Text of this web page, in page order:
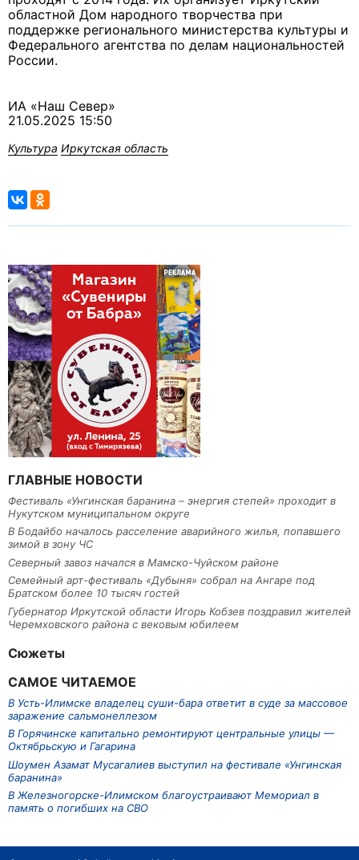
областной Дом народного творчества при
поддержке регионального министерства культуры и
Федерального агентства по делам национальностей
России.
ИА «Наш Север»
21.05.2025 15:50
Культура Иркутская область
ГЛАВНЫЕ НОВОСТИ
Фестиваль «Унгинская баранина – энергия степей» проходит в
Нукутском муниципальном округе
В Бодайбо началось расселение аварийного жилья, попавшего
зимой в зону ЧС
Северный завоз начался в Мамско-Чуйском районе
Семейный арт-фестиваль «Дубыня» собрал на Ангаре под
Братском более 10 тысяч гостей
Губернатор Иркутской области Игорь Кобзев поздравил жителей
Черемховского района с вековым юбилеем
Сюжеты
САМОЕ ЧИТАЕМОЕ
В Усть-Илимске владелец суши-бара ответит в суде за массовое
заражение сальмонеллезом
В Горячинске капитально ремонтируют центральные улицы —
Октябрьскую и Гагарина
Шоумен Азамат Мусагалиев выступил на фестивале «Унгинская
баранина»
В Железногорске-Илимском благоустраивают Мемориал в
память о погибших на СВО